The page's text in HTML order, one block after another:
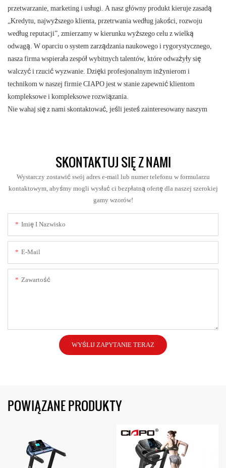
przetwarzanie, marketing i usługi. A nasz główny produkt kieruje zasadą
„Kredytu, najwyższego klienta, przetrwania według jakości, rozwoju
według reputacji”, zmierzamy w kierunku wyższego celu z wielką
odwagą. W oparciu o system zarządzania naukowego i rygorystycznego,
nasza firma wspierała zespół wybitnych talentów, które odważyły ​​się
walczyć i rzucić wyzwanie. Dzięki profesjonalnym inżynierom i
technikom w naszej firmie CIAPO jest w stanie zapewnić klientom
kompleksowe i kompleksowe rozwiązania.
Nie wahaj się z nami skontaktować, jeśli jesteś zainteresowany naszym
SKONTAKTUJ SIĘ Z NAMI
Wystarczy zostawić swój adres e-mail lub numer telefonu w formularzu
kontaktowym, abyśmy mogli wysłać ci bezpłatną ofertę dla naszej szerokiej
gamy wzorów!
Imię I Nazwisko
E-Mail
Zawartość
WYŚLIJ ZAPYTANIE TERAZ
POWIĄZANE PRODUKTY